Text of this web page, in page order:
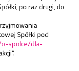
po raz drugi, do
Spółki pod
o-spolce/dla-